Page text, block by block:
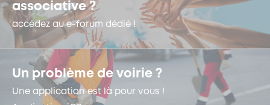
associative ?
accédez au e-forum dédié !
Un problème de voirie ?
Une application est là pour vous !